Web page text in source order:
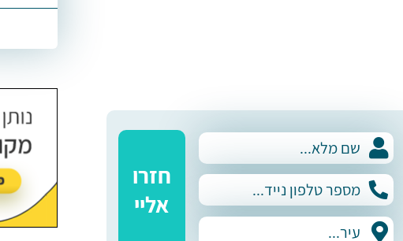
חזרו
אליי